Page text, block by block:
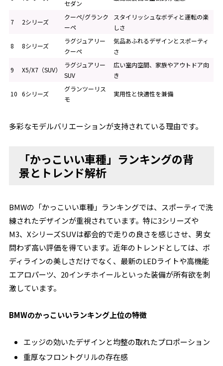
セダン
7 2シリーズ
クーペ/グランク
ーペ
スタイリッシュなボディと運転の楽
しさ
8 8シリーズ
ラグジュアリー
クーペ
気品あふれるデザインとスポーティ
さ
9 X5/X7（SUV）
ラグジュアリー
SUV
広い室内空間、家族やアウトドア向
き
10 6シリーズ
グランツーリス
モ
実用性と快適性を兼備
多彩なモデルバリエーションが支持されている理由です。
「かっこいい車種」ランキングの背
景とトレンド解析
BMWの「かっこいい車種」ランキングでは、スポーティで洗
練されたデザインが重視されています。特に3シリーズや
M3、XシリーズSUVは都会的で走りの良さを感じさせ、男女
問わず高い評価を得ています。近年のトレンドとしては、ボ
ディラインの美しさだけでなく、最新のLEDライトや高機能
エアロパーツ、20インチホイールといった装備が所有欲を刺
激しています。
BMWのかっこいいランキング上位の特徴
エッジの効いたデザインと均整の取れたプロポーション
重厚なフロントグリルの存在感